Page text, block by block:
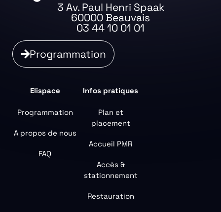
3 Av. Paul Henri Spaak
60000 Beauvais
03 44 10 01 01
Programmation
Elispace
Programmation
A propos de nous
FAQ
Infos pratiques
Plan et
placement
Accueil PMR
Accès &
stationnement
Restauration